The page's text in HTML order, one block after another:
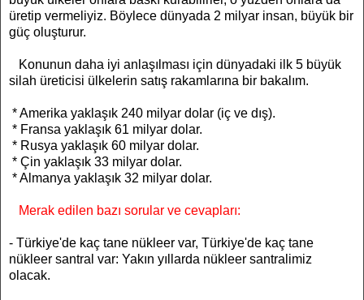
üretip vermeliyiz. Böylece dünyada 2 milyar insan, büyük bir
güç oluşturur.
Konunun daha iyi anlaşılması için dünyadaki ilk 5 büyük
silah üreticisi ülkelerin satış rakamlarına bir bakalım.
* Amerika yaklaşık 240 milyar dolar (iç ve dış).
* Fransa yaklaşık 61 milyar dolar.
* Rusya yaklaşık 60 milyar dolar.
* Çin yaklaşık 33 milyar dolar.
* Almanya yaklaşık 32 milyar dolar.
Merak edilen bazı sorular ve cevapları:
- Türkiye'de kaç tane nükleer var, Türkiye'de kaç tane
nükleer santral var: Yakın yıllarda nükleer santralimiz
olacak.